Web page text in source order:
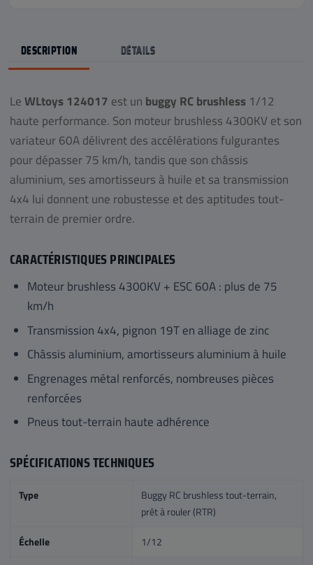
DESCRIPTION DÉTAILS
Le WLtoys 124017 est un buggy RC brushless 1/12
haute performance. Son moteur brushless 4300KV et son
variateur 60A délivrent des accélérations fulgurantes
pour dépasser 75 km/h, tandis que son châssis
aluminium, ses amortisseurs à huile et sa transmission
4x4 lui donnent une robustesse et des aptitudes tout-
terrain de premier ordre.
CARACTÉRISTIQUES PRINCIPALES
Moteur brushless 4300KV + ESC 60A : plus de 75
km/h
Transmission 4x4, pignon 19T en alliage de zinc
Châssis aluminium, amortisseurs aluminium à huile
Engrenages métal renforcés, nombreuses pièces
renforcées
Pneus tout-terrain haute adhérence
SPÉCIFICATIONS TECHNIQUES
Type
Buggy RC brushless tout-terrain,
prêt à rouler (RTR)
Échelle 1/12